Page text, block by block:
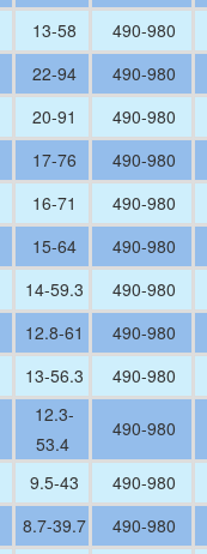
13-58
490-980
22-94
490-980
20-91
490-980
17-76
490-980
16-71
490-980
15-64
490-980
14-59.3
490-980
12.8-61
490-980
13-56.3 490-980
12.3-
53.4
490-980
9.5-43
490-980
8.7-39.7
490-980